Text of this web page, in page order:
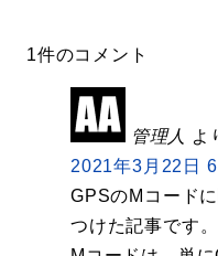
1件のコメント
管理人
よ
2021年3月22日
GPSのMコード
つけた記事です。